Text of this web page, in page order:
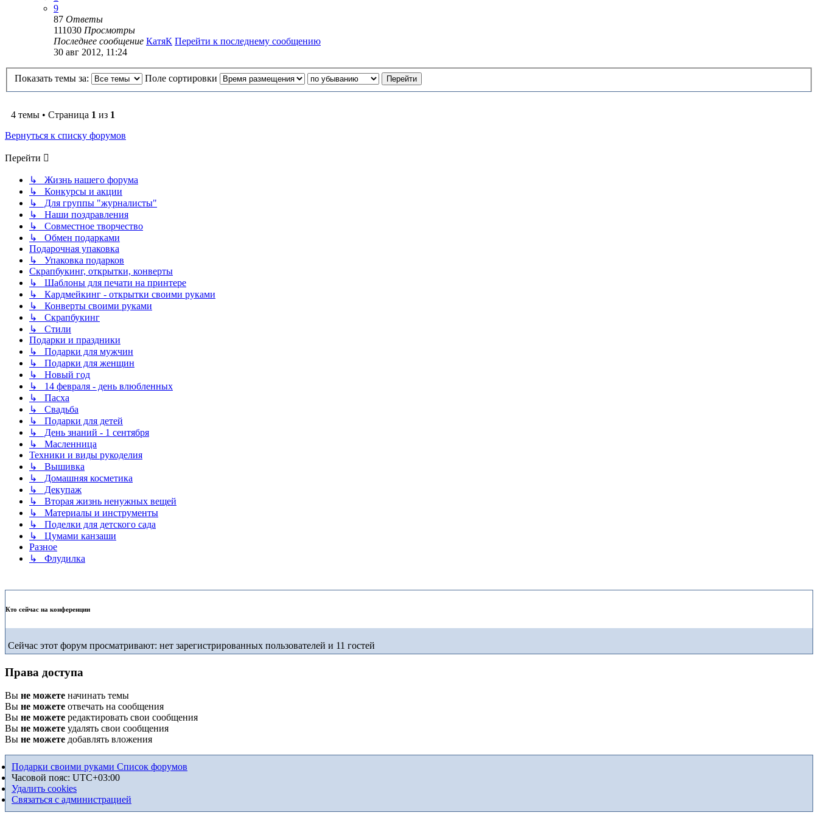
9
87 Ответы
111030 Просмотры
Последнее сообщение КатяК Перейти к последнему сообщению
30 авг 2012, 11:24
Показать темы за: Поле сортировки
4 темы • Страница 1 из 1
Вернуться к списку форумов
Перейти
↳ Жизнь нашего форума
↳ Конкурсы и акции
↳ Для группы "журналисты"
↳ Наши поздравления
↳ Совместное творчество
↳ Обмен подарками
Подарочная упаковка
↳ Упаковка подарков
Скрапбукинг, открытки, конверты
↳ Шаблоны для печати на принтере
↳ Кардмейкинг - открытки своими руками
↳ Конверты своими руками
↳ Скрапбукинг
↳ Стили
Подарки и праздники
↳ Подарки для мужчин
↳ Подарки для женщин
↳ Новый год
↳ 14 февраля - день влюбленных
↳ Пасха
↳ Свадьба
↳ Подарки для детей
↳ День знаний - 1 сентября
↳ Масленница
Техники и виды рукоделия
↳ Вышивка
↳ Домашняя косметика
↳ Декупаж
↳ Вторая жизнь ненужных вещей
↳ Материалы и инструменты
↳ Поделки для детского сада
↳ Цумами канзаши
Разное
↳ Флудилка
Кто сейчас на конференции
Сейчас этот форум просматривают: нет зарегистрированных пользователей и 11 гостей
Права доступа
Вы не можете начинать темы
Вы не можете отвечать на сообщения
Вы не можете редактировать свои сообщения
Вы не можете удалять свои сообщения
Вы не можете добавлять вложения
Подарки своими руками Список форумов
Часовой пояс: UTC+03:00
Удалить cookies
Связаться с администрацией